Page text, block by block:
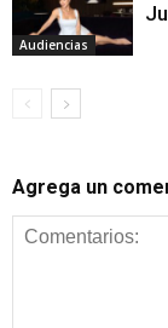
Audiencias
Agrega un